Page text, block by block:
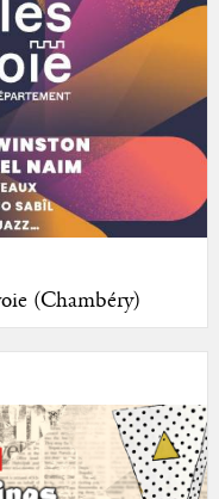
(Chambéry)